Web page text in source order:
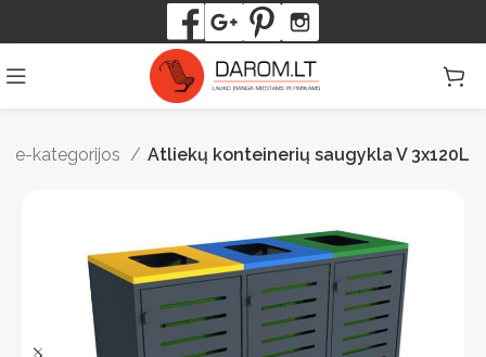
be-kategorijos Atliekų konteinerių saugykla V 3x120L